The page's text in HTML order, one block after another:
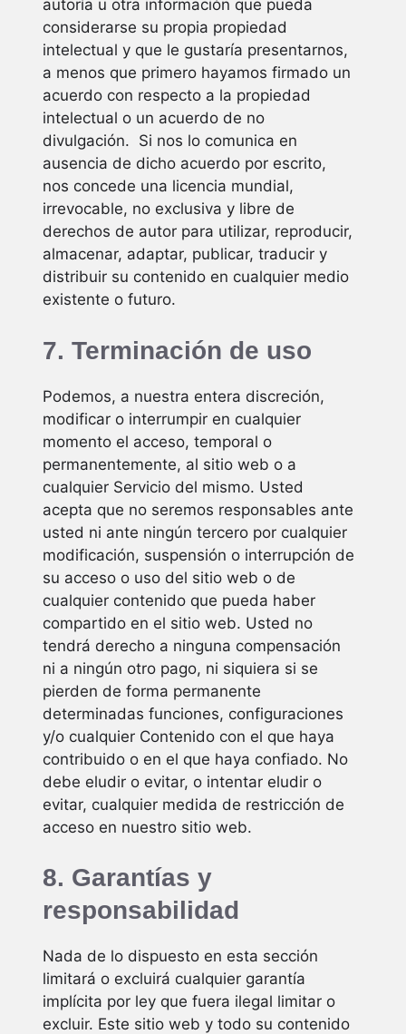
autoría u otra información que pueda
considerarse su propia propiedad
intelectual y que le gustaría presentarnos,
a menos que primero hayamos firmado un
acuerdo con respecto a la propiedad
intelectual o un acuerdo de no
divulgación. Si nos lo comunica en
ausencia de dicho acuerdo por escrito,
nos concede una licencia mundial,
irrevocable, no exclusiva y libre de
derechos de autor para utilizar, reproducir,
almacenar, adaptar, publicar, traducir y
distribuir su contenido en cualquier medio
existente o futuro.
7. Terminación de uso
Podemos, a nuestra entera discreción,
modificar o interrumpir en cualquier
momento el acceso, temporal o
permanentemente, al sitio web o a
cualquier Servicio del mismo. Usted
acepta que no seremos responsables ante
usted ni ante ningún tercero por cualquier
modificación, suspensión o interrupción de
su acceso o uso del sitio web o de
cualquier contenido que pueda haber
compartido en el sitio web. Usted no
tendrá derecho a ninguna compensación
ni a ningún otro pago, ni siquiera si se
pierden de forma permanente
determinadas funciones, configuraciones
y/o cualquier Contenido con el que haya
contribuido o en el que haya confiado. No
debe eludir o evitar, o intentar eludir o
evitar, cualquier medida de restricción de
acceso en nuestro sitio web.
8. Garantías y
responsabilidad
Nada de lo dispuesto en esta sección
limitará o excluirá cualquier garantía
implícita por ley que fuera ilegal limitar o
excluir. Este sitio web y todo su contenido